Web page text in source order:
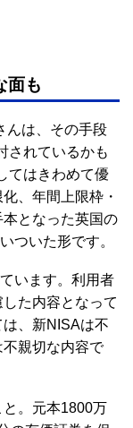
面も
んは、その手段
されているかも
てはきわめて優
、年間上限枠・
となった英国の
ついた形です。
います。利用者
た内容となって
、新NISAは不
親切な内容で
。元本1800万